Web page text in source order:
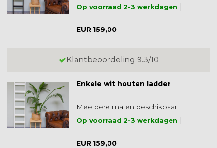
Op voorraad 2-3 werkdagen
EUR 159,00
Klantbeoordeling 9.3/10
Enkele wit houten ladder
Meerdere maten beschikbaar
Op voorraad 2-3 werkdagen
EUR 159,00